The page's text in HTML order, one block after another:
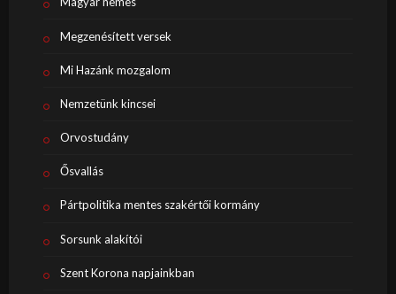
Megzenésített versek
Mi Hazánk mozgalom
Nemzetünk kincsei
Orvostudány
Ősvallás
Pártpolitika mentes szakértői kormány
Sorsunk alakítói
Szent Korona napjainkban